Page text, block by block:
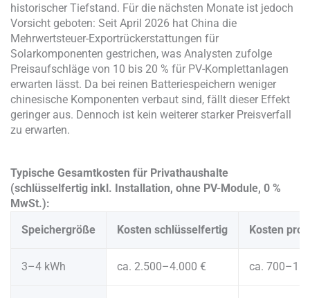
historischer Tiefstand. Für die nächsten Monate ist jedoch
Vorsicht geboten: Seit April 2026 hat China die
Mehrwertsteuer-Exportrückerstattungen für
Solarkomponenten gestrichen, was Analysten zufolge
Preisaufschläge von 10 bis 20 % für PV-Komplettanlagen
erwarten lässt. Da bei reinen Batteriespeichern weniger
chinesische Komponenten verbaut sind, fällt dieser Effekt
geringer aus. Dennoch ist kein weiterer starker Preisverfall
zu erwarten.
Typische Gesamtkosten für Privathaushalte
(schlüsselfertig inkl. Installation, ohne PV-Module, 0 %
MwSt.):
Speichergröße
Kosten schlüsselfertig Kosten pro
3–4 kWh ca. 2.500–4.000 € ca.